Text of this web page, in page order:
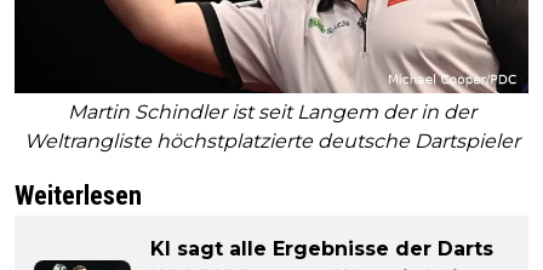
Martin Schindler ist seit Langem der in der
Weltrangliste höchstplatzierte deutsche Dartspieler
Weiterlesen
KI sagt alle Ergebnisse der Darts